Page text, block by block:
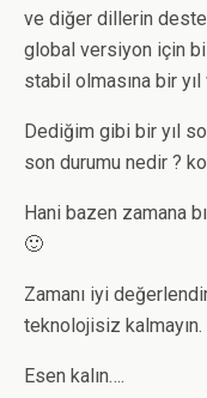
ve diğer dillerin
global versiyon için
stabil olmasına bir
Dediğim gibi bir yıl
son durumu nedir ?
Hani bazen zamana
🙂
Zamanı iyi
teknolojisiz kalmayın.
Esen kalın….